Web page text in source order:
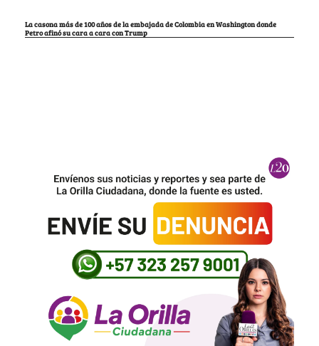
La casona más de 100 años de la embajada de Colombia en Washington donde
Petro afinó su cara a cara con Trump